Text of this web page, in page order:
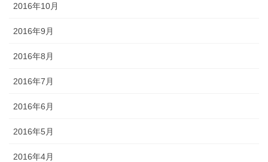
2016年10月
2016年9月
2016年8月
2016年7月
2016年6月
2016年5月
2016年4月